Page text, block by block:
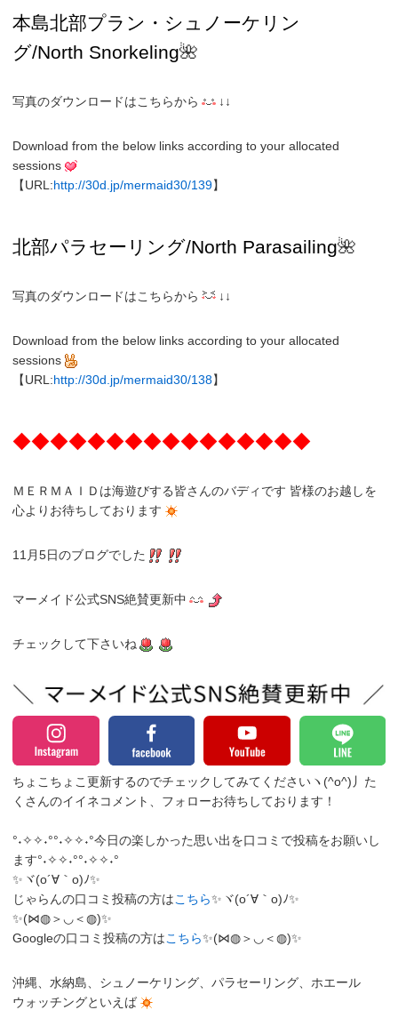
本島北部プラン・ シュノーケリン
グ/North Snorkeling🌺
写真のダウンロードはこちらから ↓↓
Download from the below links according to your allocated
sessions
【URL:http://30d.jp/mermaid30/139】
北部パラセーリング/North Parasailing🌺
写真のダウンロードはこちらから ↓↓
Download from the below links according to your allocated
sessions
【URL:http://30d.jp/mermaid30/138】
◆◆◆◆◆◆◆◆◆◆◆◆◆◆◆◆
ＭＥＲＭＡＩＤは海遊びする皆さんのバディです 皆様のお越しを
心よりお待ちしております
11月5日のブログでした
マーメイド公式SNS絶賛更新中
チェックして下さいね
ちょこちょこ更新するのでチェックしてみてくださいヽ(^o^)丿 た
くさんのイイネコメント、フォローお待ちしております！
°˖✧✧˖°°˖✧✧˖°今日の楽しかった思い出を口コミで投稿をお願いし
ます°˖✧✧˖°°˖✧✧˖°
✨ヾ(o´∀｀o)ﾉ✨
じゃらんの口コミ投稿の方はこちら✨ヾ(o´∀｀o)ﾉ✨
✨(⋈◍＞◡＜◍)✨
Googleの口コミ投稿の方はこちら✨(⋈◍＞◡＜◍)✨
沖縄、水納島、シュノーケリング、パラセーリング、ホエール
ウォッチングといえば